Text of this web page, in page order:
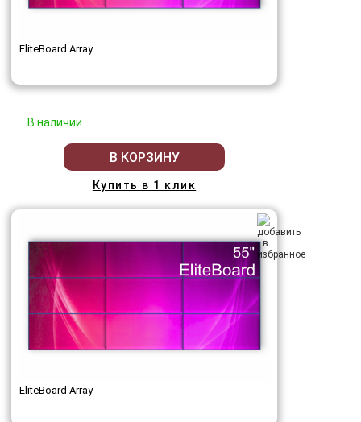
EliteBoard Array
В наличии
В КОРЗИНУ
Купить в 1 клик
EliteBoard Array